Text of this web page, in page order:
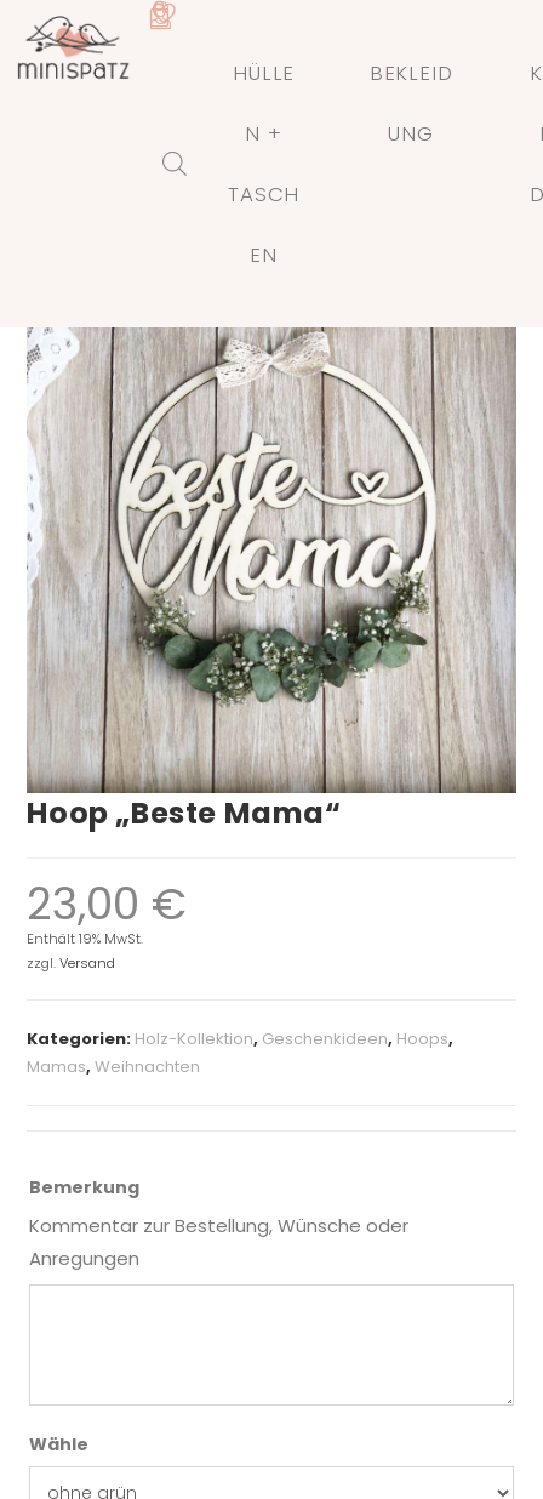
HÜLLE
N +
TASCH
EN
BEKLEID
UNG
Hoop „Beste Mama“
23,00 €
Enthält 19% MwSt.
zzgl.Versand
Kategorien: Holz-Kollektion, Geschenkideen, Hoops,
Mamas,Weihnachten
Bemerkung
Kommentar zur Bestellung, Wünsche oder
Anregungen
Wähle